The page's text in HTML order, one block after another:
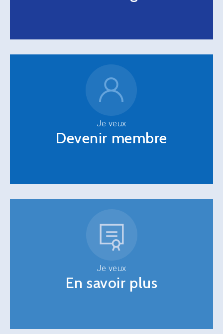
Je veux
Devenir membre
Je veux
En savoir plus